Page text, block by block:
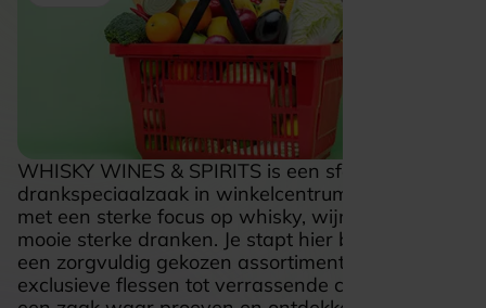
WHISKY WINES & SPIRITS is een sfeervolle
drankspeciaalzaak in winkelcentrum De Schoof,
met een sterke focus op whisky, wijn en andere
mooie sterke dranken. Je stapt hier binnen voor
een zorgvuldig gekozen assortiment, van
exclusieve flessen tot verrassende cadeaus, in